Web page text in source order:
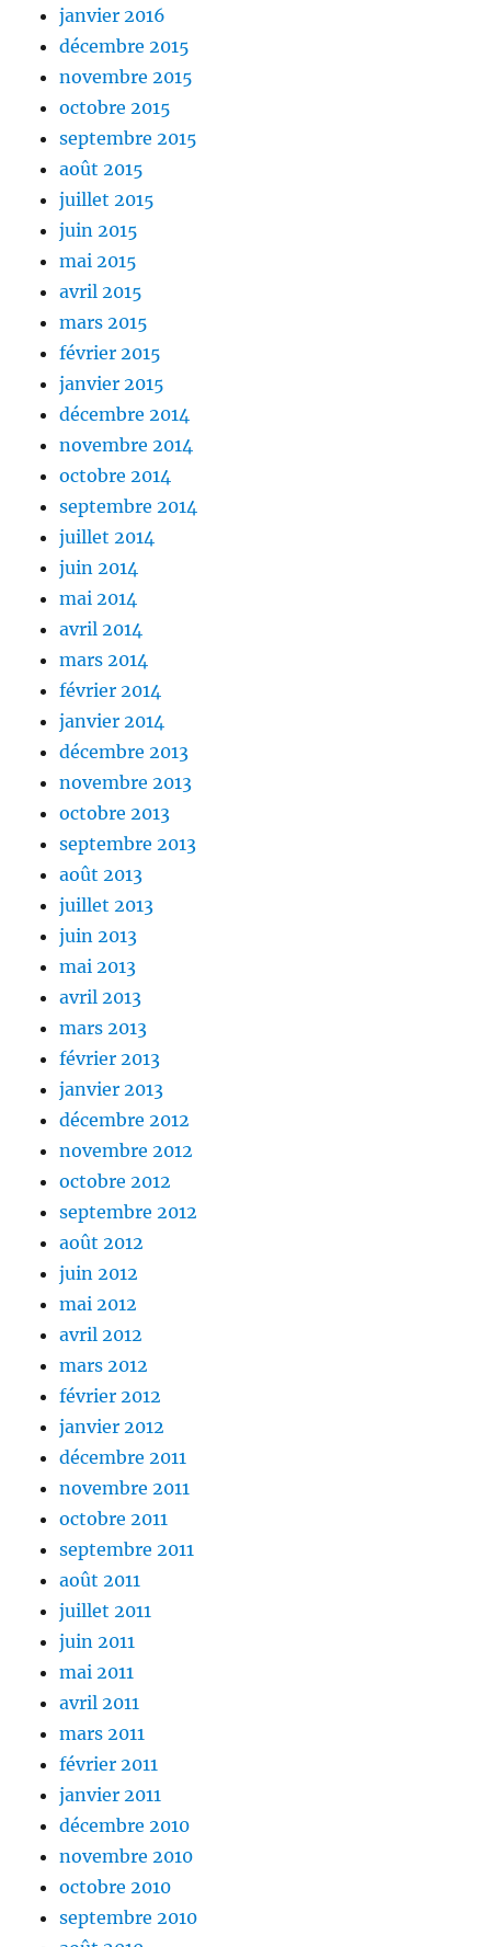
janvier 2016
décembre 2015
novembre 2015
octobre 2015
septembre 2015
août 2015
juillet 2015
juin 2015
mai 2015
avril 2015
mars 2015
février 2015
janvier 2015
décembre 2014
novembre 2014
octobre 2014
septembre 2014
juillet 2014
juin 2014
mai 2014
avril 2014
mars 2014
février 2014
janvier 2014
décembre 2013
novembre 2013
octobre 2013
septembre 2013
août 2013
juillet 2013
juin 2013
mai 2013
avril 2013
mars 2013
février 2013
janvier 2013
décembre 2012
novembre 2012
octobre 2012
septembre 2012
août 2012
juin 2012
mai 2012
avril 2012
mars 2012
février 2012
janvier 2012
décembre 2011
novembre 2011
octobre 2011
septembre 2011
août 2011
juillet 2011
juin 2011
mai 2011
avril 2011
mars 2011
février 2011
janvier 2011
décembre 2010
novembre 2010
octobre 2010
septembre 2010